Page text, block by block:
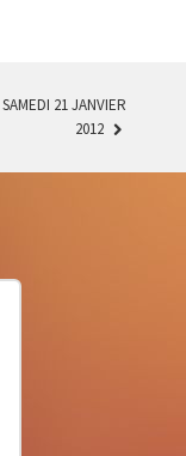
21 JANVIER
2012